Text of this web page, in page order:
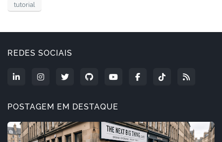
tutorial
REDES SOCIAIS
POSTAGEM EM DESTAQUE